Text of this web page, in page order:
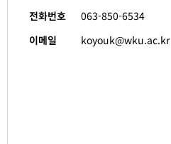
전화번호
063-850-6534
이메일
koyouk@wku.ac.kr